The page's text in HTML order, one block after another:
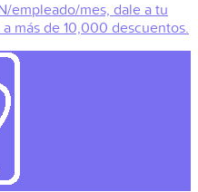
empleado/mes, dale a tu
más de 10,000 descuentos.